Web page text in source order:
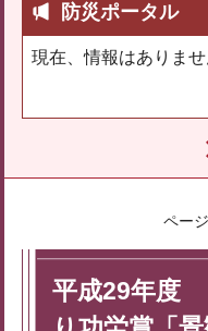
防災ポータル
現在、情報はありませ
ペー
平成29年度